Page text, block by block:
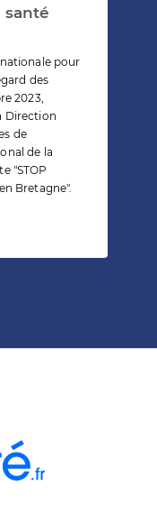
pour
des
2023,
Direction
de
de la
"STOP
Bretagne".